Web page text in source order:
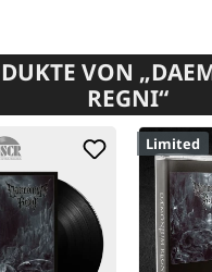
VON
REGNI“
Limited